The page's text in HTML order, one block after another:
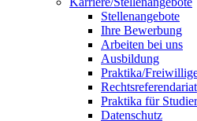
Stellenangebote
Ihre Bewerbung
Arbeiten bei uns
Ausbildung
Praktika/
Rechtsreferendariat
Praktika für
Datenschutz